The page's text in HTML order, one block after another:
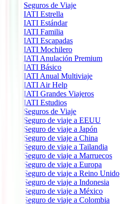
Seguros de Viaje
IATI Estrella
IATI Estándar
IATI Familia
IATI Escapadas
IATI Mochilero
IATI Anulación Premium
IATI Básico
IATI Anual Multiviaje
IATI Air Help
IATI Grandes Viajeros
IATI Estudios
Seguros de Viaje
Seguro de viaje a EEUU
Seguro de viaje a Japón
Seguro de viaje a China
Seguro de viaje a Tailandia
Seguro de viaje a Marruecos
Seguro de viaje a Europa
Seguro de viaje a Reino Unido
Seguro de viaje a Indonesia
Seguro de viaje a México
Seguro de viaje a Colombia